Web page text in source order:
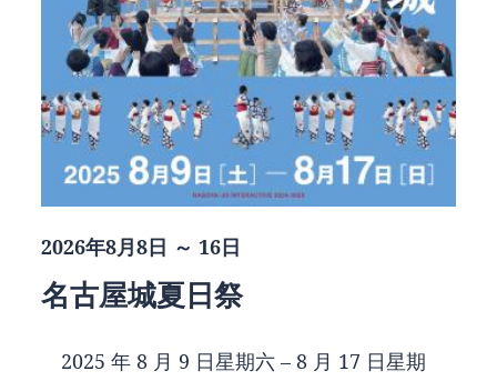
2026年8月8日 ～ 16日
名古屋城夏日祭
2025 年 8 月 9 日星期六 – 8 月 17 日星期